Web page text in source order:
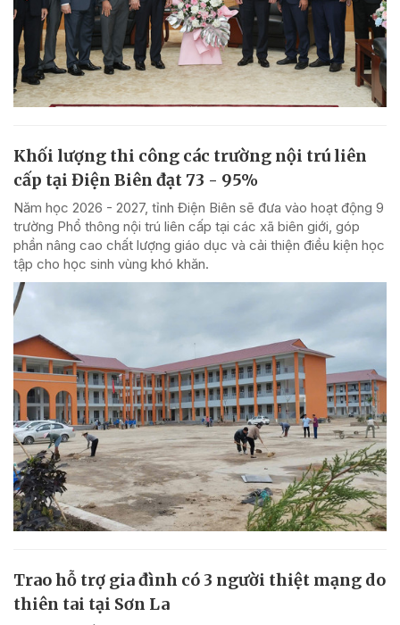
Khối lượng thi công các trường nội trú liên
cấp tại Điện Biên đạt 73 - 95%
Năm học 2026 - 2027, tỉnh Điện Biên sẽ đưa vào hoạt động 9
trường Phổ thông nội trú liên cấp tại các xã biên giới, góp
phần nâng cao chất lượng giáo dục và cải thiện điều kiện học
tập cho học sinh vùng khó khăn.
Trao hỗ trợ gia đình có 3 người thiệt mạng do
thiên tai tại Sơn La